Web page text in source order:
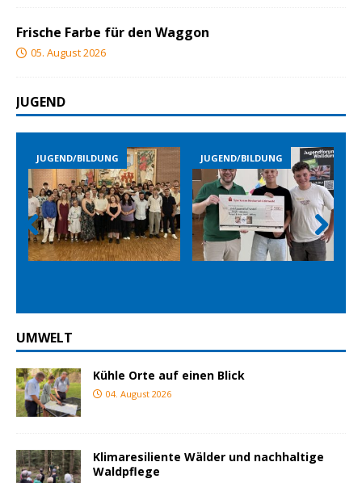
Frische Farbe für den Waggon
05. August 2026
JUGEND
JUGEND/BILDUNG JUGEND/BILDUNG
Prev
ious
Nex
t
UMWELT
Kühle Orte auf einen Blick
04. August 2026
Klimaresiliente Wälder und nachhaltige
Waldpflege